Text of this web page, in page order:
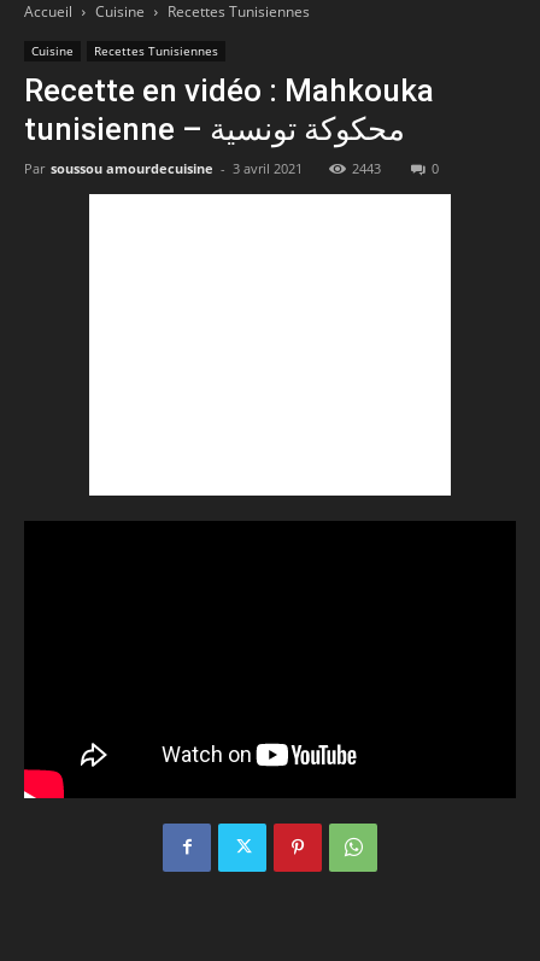
Accueil Cuisine Recettes Tunisiennes
Cuisine Recettes Tunisiennes
Recette en vidéo : Mahkouka
tunisienne – محكوكة تونسية
Par soussou amourdecuisine - 3 avril 2021 2443 0